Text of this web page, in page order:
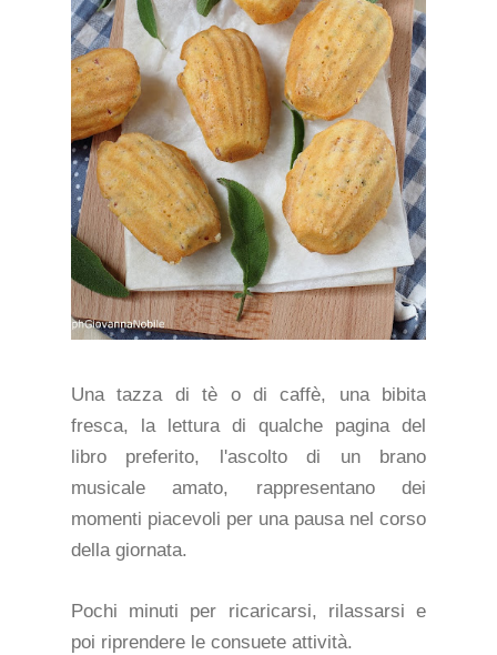
Una tazza di tè o di caffè, una bibita
fresca, la lettura di qualche pagina del
libro preferito, l'ascolto di un brano
musicale amato, rappresentano dei
momenti piacevoli per una pausa nel corso
della giornata.
Pochi minuti per ricaricarsi, rilassarsi e
poi riprendere le consuete attività.